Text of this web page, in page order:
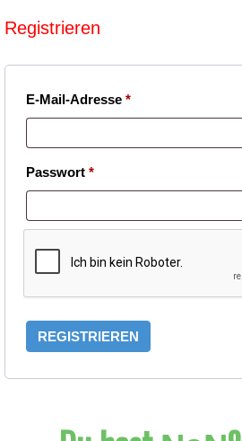
Registrieren
E-Mail-Adresse *Erforderlich
Passwort *Erforderlich
REGISTRIEREN